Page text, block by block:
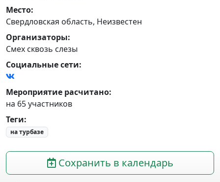
Место:
Свердловская область, Неизвестен
Организаторы:
Смех сквозь слезы
Социальные сети:
Мероприятие расчитано:
на 65 участников
Теги:
на турбазе
Сохранить в календарь